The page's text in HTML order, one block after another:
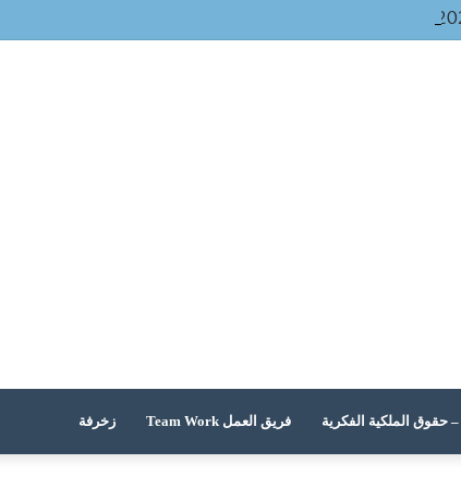
فريق العمل Team Work زخرفة